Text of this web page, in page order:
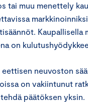
tai muu menettely
Kaupallisella
on
eettisen neuvoston
on vakiintunut
päätöksen yksin.